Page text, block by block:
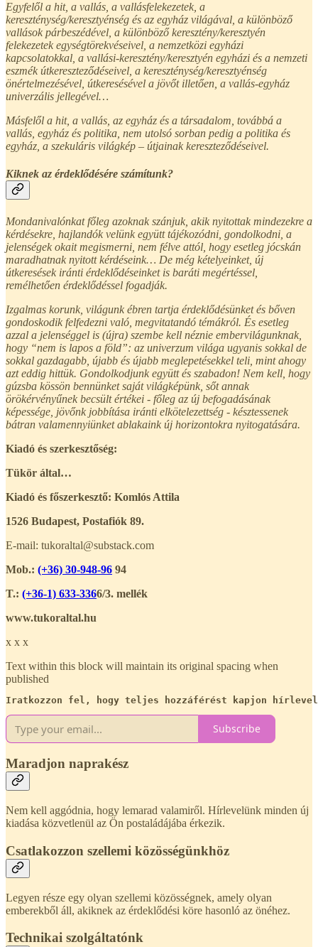
Egyfelől a hit, a vallás, a vallásfelekezetek, a
kereszténység/keresztyénség és az egyház világával, a különböző
vallások párbeszédével, a különböző keresztény/keresztyén
felekezetek egységtörekvéseivel, a nemzetközi egyházi
kapcsolatokkal, a vallási-keresztény/keresztyén egyházi és a nemzeti
eszmék útkereszteződéseivel, a kereszténység/keresztyénség
önértelmezésével, útkeresésével a jövőt illetően, a vallás-egyház
univerzális jellegével…
Másfelől a hit, a vallás, az egyház és a társadalom, továbbá a
vallás, egyház és politika, nem utolsó sorban pedig a politika és
egyház, a szekuláris világkép – útjainak kereszteződéseivel.
Kiknek az érdeklődésére számítunk?
Mondanivalónkat főleg azoknak szánjuk, akik nyitottak mindezekre a
kérdésekre, hajlandók velünk együtt tájékozódni, gondolkodni, a
jelenségek okait megismerni, nem félve attól, hogy esetleg jócskán
maradhatnak nyitott kérdéseink… De még kételyeinket, új
útkeresések iránti érdeklődéseinket is baráti megértéssel,
remélhetően érdeklődéssel fogadják.
Izgalmas korunk, világunk ébren tartja érdeklődésünket és bőven
gondoskodik felfedezni való, megvitatandó témákról. És esetleg
azzal a jelenséggel is (újra) szembe kell néznie embervilágunknak,
hogy “nem is lapos a föld”: az univerzum világa ugyanis sokkal de
sokkal gazdagabb, újabb és újabb meglepetésekkel teli, mint ahogy
azt eddig hittük. Gondolkodjunk együtt és szabadon! Nem kell, hogy
gúzsba kössön bennünket saját világképünk, sőt annak
örökérvényűnek becsült értékei - főleg az új befogadásának
képessége, jövőnk jobbítása iránti elkötelezettség - késztessenek
bátran valamennyiünket ablakaink új horizontokra nyitogatására.
Kiadó és szerkesztőség:
Tükör által…
Kiadó és főszerkesztő: Komlós Attila
1526 Budapest, Postafiók 89.
E-mail: tukoraltal@substack.com
Mob.: (+36) 30-948-96 94
T.: (+36-1) 633-3366/3. mellék
www.tukoraltal.hu
x x x
Text within this block will maintain its original spacing when
published
Iratkozzon fel, hogy teljes hozzáférést kapjon
Subscribe
Maradjon naprakész
Nem kell aggódnia, hogy lemarad valamiről. Hírlevelünk minden új
kiadása közvetlenül az Ön postaládájába érkezik.
Csatlakozzon szellemi közösségünkhöz
Legyen része egy olyan szellemi közösségnek, amely olyan
emberekből áll, akiknek az érdeklődési köre hasonló az önéhez.
Technikai szolgáltatónk